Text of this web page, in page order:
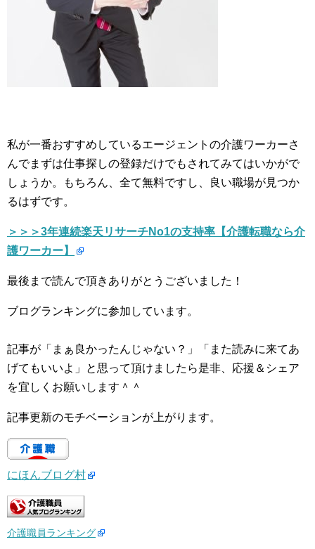
私が一番おすすめしているエージェントの介護ワーカーさ
んでまずは仕事探しの登録だけでもされてみてはいかがで
しょうか。もちろん、全て無料ですし、良い職場が見つか
るはずです。
＞＞＞3年連続楽天リサーチNo1の支持率【介護転職なら介
護ワーカー】
最後まで読んで頂きありがとうございました！
ブログランキングに参加しています。
記事が「まぁ良かったんじゃない？」「また読みに来てあ
げてもいいよ」と思って頂けましたら是非、応援＆シェア
を宜しくお願いします＾＾
記事更新のモチベーションが上がります。
にほんブログ村
介護職員ランキング